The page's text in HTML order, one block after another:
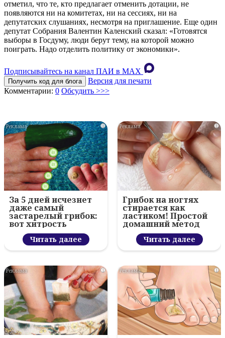
отметил, что те, кто предлагает отменить дотации, не
появляются ни на комитетах, ни на сессиях, ни на
депутатских слушаниях, несмотря на приглашение. Еще один
депутат Собрания Валентин Каленский сказал: «Готовятся
выборы в Госдуму, люди берут тему, на которой можно
поиграть. Надо отделить политику от экономики».
Подписывайтесь на канал ПАИ в MAХ
Получить код для блога
Версия для печати
Комментарии: 0 Обсудить >>>
i
За 5 дней исчезнет
даже самый
застарелый грибок:
вот хитрость
Читать далее
i
Грибок на ногтях
стирается как
ластиком! Простой
домашний метод
Читать далее
i i